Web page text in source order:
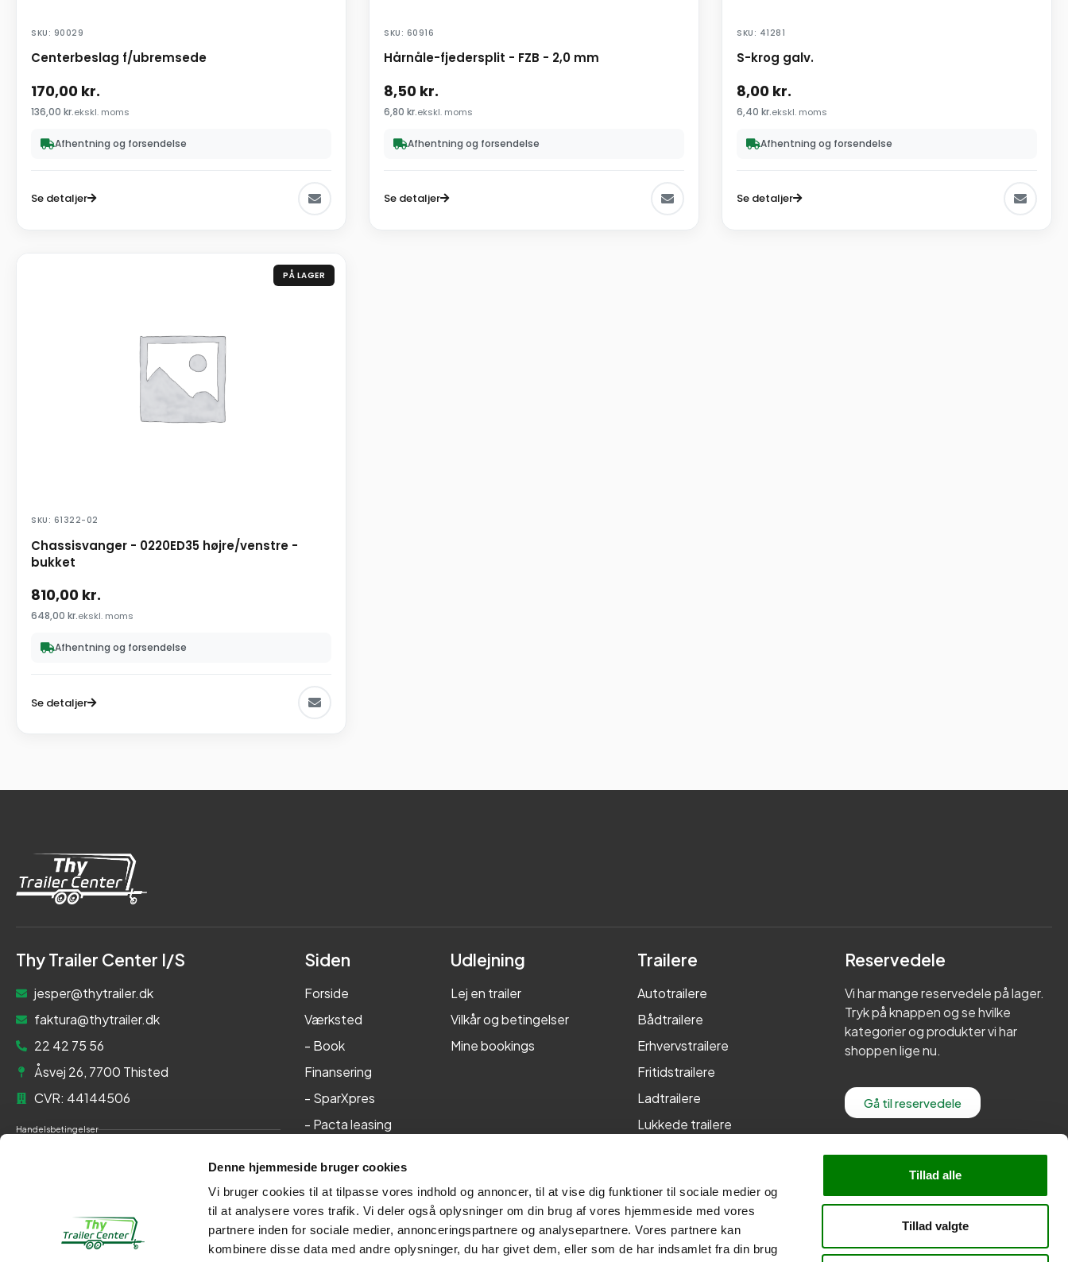
Denne hjemmeside bruger cookies
Vi bruger cookies til at tilpasse vores indhold og annoncer, til at vise dig funktioner til sociale medier og
til at analysere vores trafik. Vi deler også oplysninger om din brug af vores hjemmeside med vores
partnere inden for sociale medier, annonceringspartnere og analysepartnere. Vores partnere kan
kombinere disse data med andre oplysninger, du har givet dem, eller som de har indsamlet fra din brug
Tillad alle
Tillad valgte
SKU: 90029
Centerbeslag f/ubremsede
170,00 kr.
136,00 kr.ekskl. moms
Afhentning og forsendelse
Se detaljer
SKU: 60916
Hårnåle-fjedersplit - FZB - 2,0 mm
8,50 kr.
6,80 kr.ekskl. moms
Afhentning og forsendelse
Se detaljer
SKU: 41281
S-krog galv.
8,00 kr.
6,40 kr.ekskl. moms
Afhentning og forsendelse
Se detaljer
PÅ LAGER
SKU: 61322-02
Chassisvanger - 0220ED35 højre/venstre -
bukket
810,00 kr.
648,00 kr.ekskl. moms
Afhentning og forsendelse
Se detaljer
Thy Trailer Center I/S
jesper@thytrailer.dk
faktura@thytrailer.dk
22 42 75 56
Åsvej 26, 7700 Thisted
CVR: 44144506
Handelsbetingelser
Siden
Forside
Værksted
- Book
Finansering
- SparXpres
- Pacta leasing
Kontakt
Udlejning
Lej en trailer
Vilkår og betingelser
Mine bookings
Trailere
Autotrailere
Bådtrailere
Erhvervstrailere
Fritidstrailere
Ladtrailere
Lukkede trailere
Reservedele
Vi har mange reservedele på lager.
Tryk på knappen og se hvilke
kategorier og produkter vi har
shoppen lige nu.
Gå til reservedele